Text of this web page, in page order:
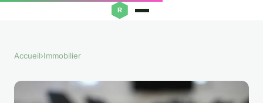
Accueil›Immobilier